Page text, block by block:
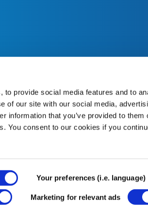
provide social media features and to
of our site with our social media,
information that you’ve provided to them
You consent to our cookies if you
Your preferences (i.e. language)
Marketing for relevant ads
Acerca de CureTape
Distribuidor
Una marca de THYSOL
Josink Kolkweg 18
7545 PR Enschede